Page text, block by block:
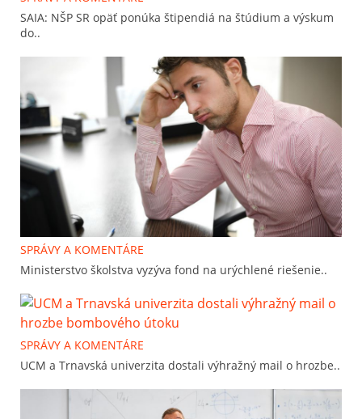
SAIA: NŠP SR opäť ponúka štipendiá na štúdium a výskum
do..
SPRÁVY A KOMENTÁRE
Ministerstvo školstva vyzýva fond na urýchlené riešenie..
SPRÁVY A KOMENTÁRE
UCM a Trnavská univerzita dostali výhražný mail o hrozbe..